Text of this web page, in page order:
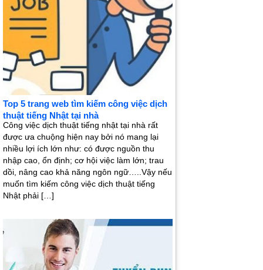
Top 5 trang web tìm kiếm công việc dịch
thuật tiếng Nhật tại nhà
Công việc dịch thuật tiếng nhật tại nhà rất
được ưa chuộng hiện nay bởi nó mang lại
nhiều lợi ích lớn như: có được nguồn thu
nhập cao, ổn định; cơ hội việc làm lớn; trau
dồi, nâng cao khả năng ngôn ngữ…..Vậy nếu
muốn tìm kiếm công việc dịch thuật tiếng
Nhật phải […]